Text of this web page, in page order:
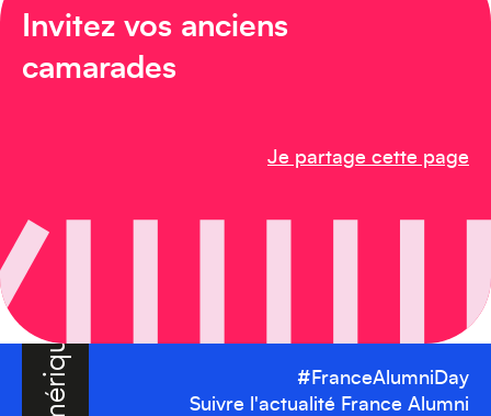
Invitez vos anciens
camarades
Je partage cette page
Amérique du Nord
#FranceAlumniDay
Suivre l'actualité France Alumni